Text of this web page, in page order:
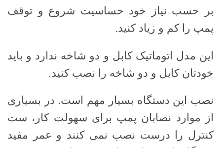
بر حسب نیاز خود حساسیت شروع و توقف
پمپ را کم و زیاد کنید.
این مدل اتوماتیک کابل و دو شاخه ندارد و باید
خودتان کابل و دو شاخه را نصب کنید.
نصب این دستگاه بسیار مهم است. در بسیاری
از موارد نصابان پمپ برای سهولت کار، ست
کنترل را درست نصب نمی کنند و عمر مفید